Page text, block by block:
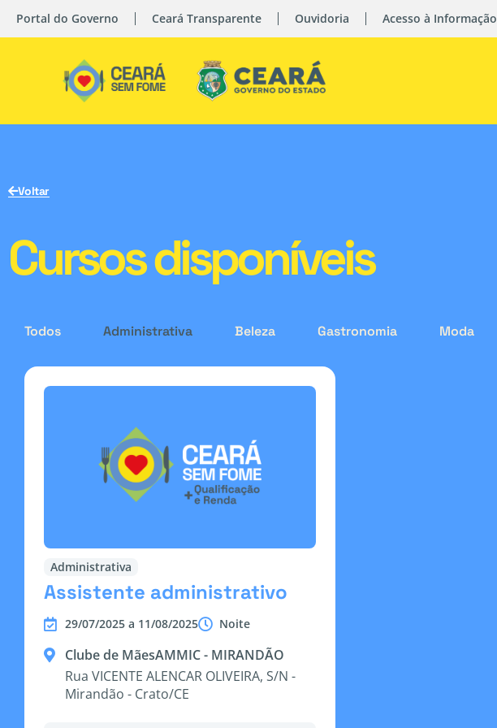
Portal do Governo Ceará Transparente Ouvidoria Acesso à Informação
Voltar
Cursos disponíveis
Todos Administrativa Beleza Gastronomia Moda
Administrativa
Assistente administrativo
29/07/2025 a 11/08/2025 Noite
Clube de MãesAMMIC - MIRANDÃO
Rua VICENTE ALENCAR OLIVEIRA, S/N -
Mirandão - Crato/CE